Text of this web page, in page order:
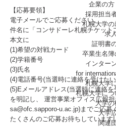
企業の方
採用担当
札幌大学の
求
証明書
卒業生名
インター
for
札幌大学
札幌大学に
大学の
大学
関連
【応募要領】
電子メールでご応募ください。
件名に「コンサドーレ札幌チケット
本文に
(1)希望の対戦カード
(2)学籍番号
(3)氏名
(4)電話番号(当選時に連絡を受けた
(5)Eメールアドレス(当選時に連絡
を明記し、 運営事業オフィス広報
sa@ofc.sapporo-u.ac.jp)までご応募
たくさんのご応募お待ちしています!